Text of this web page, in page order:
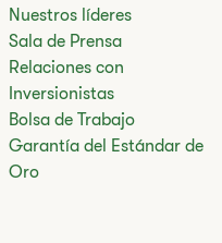
Nuestros líderes
Sala de Prensa
Relaciones con
Inversionistas
Bolsa de Trabajo
Garantía del Estándar de
Oro